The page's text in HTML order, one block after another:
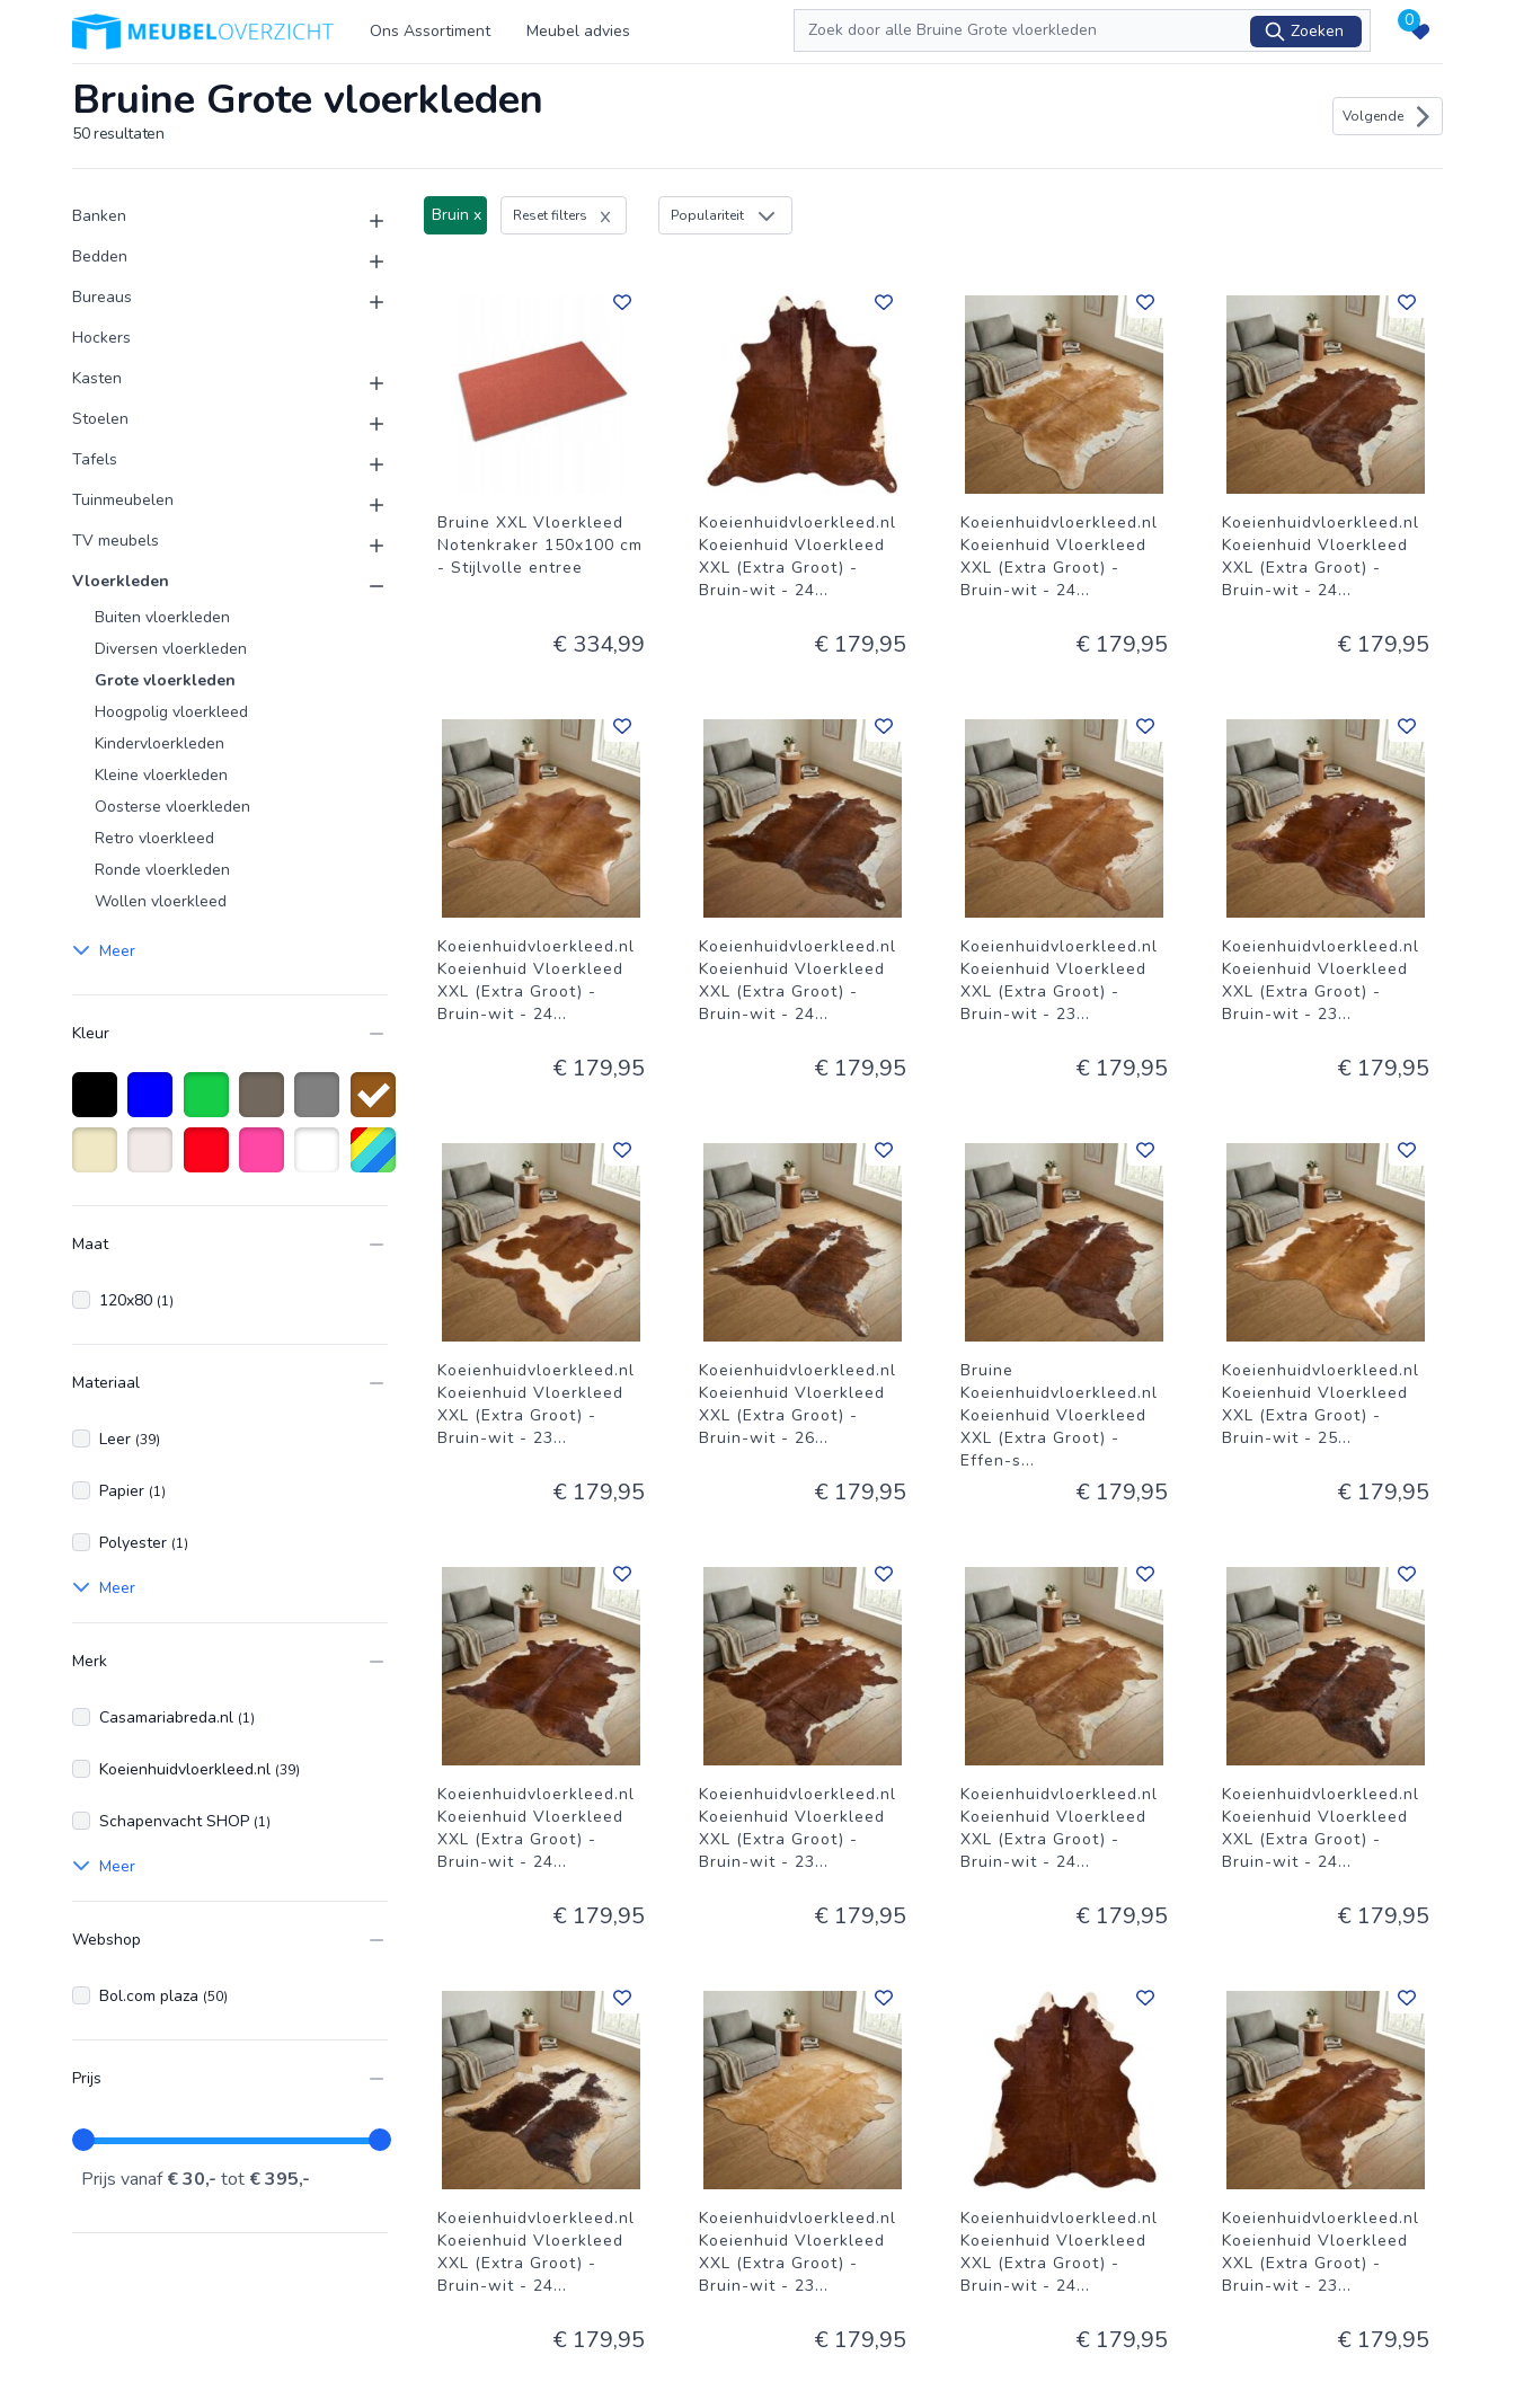
Logo Meubeloverzicht.nl Ons Assortiment Meubel advies
Zoeken
Zoeken
0
Bruine Grote vloerkleden
50resultaten
Volgende
Producten
Product categorieën
Banken
Bedden
Bureaus
Hockers
Kasten
Stoelen
Tafels
Tuinmeubelen
TV meubels
Vloerkleden
Buiten vloerkleden
Diversen vloerkleden
Grote vloerkleden
Hoogpolig vloerkleed
Kindervloerkleden
Kleine vloerkleden
Oosterse vloerkleden
Retro vloerkleed
Ronde vloerkleden
Wollen vloerkleed
Meer
Kleur
Zwart Blauw Groen taupe Grijs Bruin
Diverse kleuren
Maat
120x80 (1)
Materiaal
Leer (39)
Papier (1)
Polyester (1)
Meer
Merk
Casamariabreda.nl (1)
Koeienhuidvloerkleed.nl (39)
Schapenvacht SHOP (1)
Meer
Webshop
Bol.com plaza (50)
Prijs
Prijs vanaf€ 30,- tot € 395,-
Bruin x Reset filters Populariteit
Bruine XXL Vloerkleed
Notenkraker 150x100 cm
- Stijlvolle entree
€ 334,99
Koeienhuidvloerkleed.nl
Koeienhuid Vloerkleed
XXL (Extra Groot) -
Bruin-wit - 24...
€ 179,95
Koeienhuidvloerkleed.nl
Koeienhuid Vloerkleed
XXL (Extra Groot) -
Bruin-wit - 24...
€ 179,95
Koeienhuidvloerkleed.nl
Koeienhuid Vloerkleed
XXL (Extra Groot) -
Bruin-wit - 24...
€ 179,95
Koeienhuidvloerkleed.nl
Koeienhuid Vloerkleed
XXL (Extra Groot) -
Bruin-wit - 24...
€ 179,95
Koeienhuidvloerkleed.nl
Koeienhuid Vloerkleed
XXL (Extra Groot) -
Bruin-wit - 24...
€ 179,95
Koeienhuidvloerkleed.nl
Koeienhuid Vloerkleed
XXL (Extra Groot) -
Bruin-wit - 23...
€ 179,95
Koeienhuidvloerkleed.nl
Koeienhuid Vloerkleed
XXL (Extra Groot) -
Bruin-wit - 23...
€ 179,95
Koeienhuidvloerkleed.nl
Koeienhuid Vloerkleed
XXL (Extra Groot) -
Bruin-wit - 23...
€ 179,95
Koeienhuidvloerkleed.nl
Koeienhuid Vloerkleed
XXL (Extra Groot) -
Bruin-wit - 26...
€ 179,95
Bruine
Koeienhuidvloerkleed.nl
Koeienhuid Vloerkleed
XXL (Extra Groot) -
Effen-s...
€ 179,95
Koeienhuidvloerkleed.nl
Koeienhuid Vloerkleed
XXL (Extra Groot) -
Bruin-wit - 25...
€ 179,95
Koeienhuidvloerkleed.nl
Koeienhuid Vloerkleed
XXL (Extra Groot) -
Bruin-wit - 24...
€ 179,95
Koeienhuidvloerkleed.nl
Koeienhuid Vloerkleed
XXL (Extra Groot) -
Bruin-wit - 23...
€ 179,95
Koeienhuidvloerkleed.nl
Koeienhuid Vloerkleed
XXL (Extra Groot) -
Bruin-wit - 24...
€ 179,95
Koeienhuidvloerkleed.nl
Koeienhuid Vloerkleed
XXL (Extra Groot) -
Bruin-wit - 24...
€ 179,95
Koeienhuidvloerkleed.nl
Koeienhuid Vloerkleed
XXL (Extra Groot) -
Bruin-wit - 24...
€ 179,95
Koeienhuidvloerkleed.nl
Koeienhuid Vloerkleed
XXL (Extra Groot) -
Bruin-wit - 23...
€ 179,95
Koeienhuidvloerkleed.nl
Koeienhuid Vloerkleed
XXL (Extra Groot) -
Bruin-wit - 24...
€ 179,95
Koeienhuidvloerkleed.nl
Koeienhuid Vloerkleed
XXL (Extra Groot) -
Bruin-wit - 23...
€ 179,95